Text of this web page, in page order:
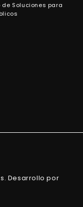
Soluciones para
Desarrollo por